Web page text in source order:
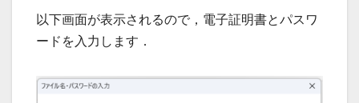
以下画面が表示されるので，電子証明書とパスワ
ードを入力します．